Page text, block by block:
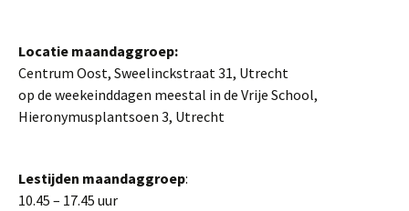
Locatie maandaggroep:
Centrum Oost, Sweelinckstraat 31, Utrecht
op de weekeinddagen meestal in de Vrije School,
Hieronymusplantsoen 3, Utrecht
Lestijden maandaggroep:
10.45 – 17.45 uur